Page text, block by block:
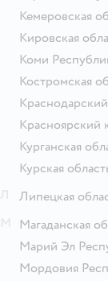
Кемеровская
Кировская
Коми
Костромская
Красноярский
Курганская
Курская
Липецкая
Магаданская
Марий Эл
Мордовия